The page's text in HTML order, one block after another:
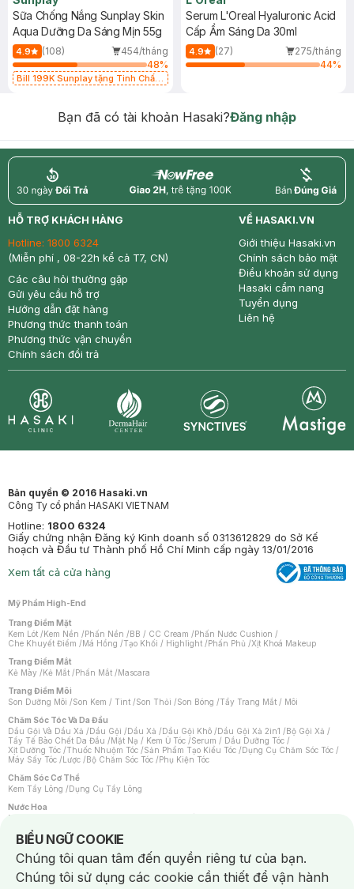
Sữa Chống Nắng Sunplay Skin
Aqua Dưỡng Da Sáng Mịn 55g
4.9 (108)
454/tháng
48%
Bill 199K Sunplay tặng Tinh Chất
Serum L'Oreal Hyaluronic Acid
Cấp Ẩm Sáng Da 30ml
4.9 (27)
275/tháng
44%
Bạn đã có tài khoản Hasaki?Đăng nhập
return nowfree price
HỖ TRỢ KHÁCH HÀNG
Hotline: 1800 6324
(Miễn phí , 08-22h kể cả T7, CN)
Các câu hỏi thường gặp
Gửi yêu cầu hỗ trợ
Hướng dẫn đặt hàng
Phương thức thanh toán
Phương thức vận chuyển
Chính sách đổi trả
VỀ HASAKI.VN
Giới thiệu Hasaki.vn
Chính sách bảo mật
Điều khoản sử dụng
Hasaki cẩm nang
Tuyển dụng
Liên hệ
Bản quyền © 2016 Hasaki.vn
Công Ty cổ phần HASAKI VIETNAM
Hotline: 1800 6324
Giấy chứng nhận Đăng ký Kinh doanh số 0313612829 do Sở Kế
hoạch và Đầu tư Thành phố Hồ Chí Minh cấp ngày 13/01/2016
Xem tất cả cửa hàng
Mỹ Phẩm High-End
Trang Điểm Mặt
Kem Lót /Kem Nền /Phấn Nền /BB / CC Cream /Phấn Nước Cushion /
Che Khuyết Điểm /Má Hồng /Tạo Khối / Highlight /Phấn Phủ /Xịt Khoá Makeup
Trang Điểm Mắt
Kẻ Mày /Kẻ Mắt /Phấn Mắt /Mascara
Trang Điểm Môi
Son Dưỡng Môi /Son Kem / Tint /Son Thỏi /Son Bóng /Tẩy Trang Mắt / Môi
Chăm Sóc Tóc Và Da Đầu
Dầu Gội Và Dầu Xả /Dầu Gội /Dầu Xả /Dầu Gội Khô /Dầu Gội Xả 2in1 /Bộ Gội Xả /
Tẩy Tế Bào Chết Da Đầu /Mặt Nạ / Kem Ủ Tóc /Serum / Dầu Dưỡng Tóc /
Xịt Dưỡng Tóc /Thuốc Nhuộm Tóc /Sản Phẩm Tạo Kiểu Tóc /Dụng Cụ Chăm Sóc Tóc /
Máy Sấy Tóc /Lược /Bộ Chăm Sóc Tóc /Phụ Kiện Tóc
Chăm Sóc Cơ Thể
Kem Tẩy Lông /Dụng Cụ Tẩy Lông
Nước Hoa
Nước Hoa Nữ
Chăm Sóc Cá Nhân
Chống Muỗi /Khẩu Trang /Máy Massage/Mặt Nạ Xông Hơi /Nước Rửa Tay/
Sản Phẩm Chăm Sóc Khác /Bàn Chải Đánh Răng /Bàn Chải Điện/
Hỗ Trợ Trắng Răng/Kem Đánh Răng /Máy Tăm Nước/ Nước Súc Miệng/
Tăm / Chỉ Nha Khoa/ Xịt Thơm Miệng / Dung Dịch Vệ Sinh/Dưỡng Vùng Kín/
BIỂU NGỮ COOKIE
Notice about cookies usage
Chúng tôi quan tâm đến quyền riêng tư của bạn.
Chúng tôi sử dụng các cookie cần thiết để vận hành